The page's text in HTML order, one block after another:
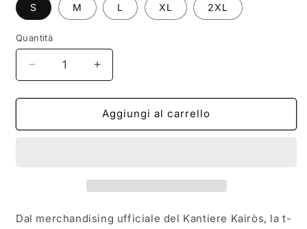
S M L XL 2XL
Quantità
Diminuisci
quantità
per
shirt
Aumenta
quantità
per
T-
shirt
Aggiungi al carrello
Dal merchandising ufficiale del Kantiere Kairòs, la t-